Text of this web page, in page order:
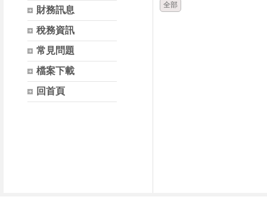
財務訊息
稅務資訊
常見問題
檔案下載
回首頁
全部